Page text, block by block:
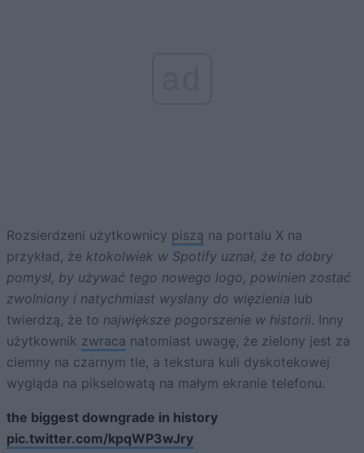
Rozsierdzeni użytkownicy piszą na portalu X na
przykład, że ktokolwiek w Spotify uznał, że to dobry
pomysł, by używać tego nowego logo, powinien zostać
zwolniony i natychmiast wysłany do więzienia lub
twierdzą, że to największe pogorszenie w historii. Inny
użytkownik zwraca natomiast uwagę, że zielony jest za
ciemny na czarnym tle, a tekstura kuli dyskotekowej
wygląda na pikselowatą na małym ekranie telefonu.
the biggest downgrade in history
pic.twitter.com/kpqWP3wJry